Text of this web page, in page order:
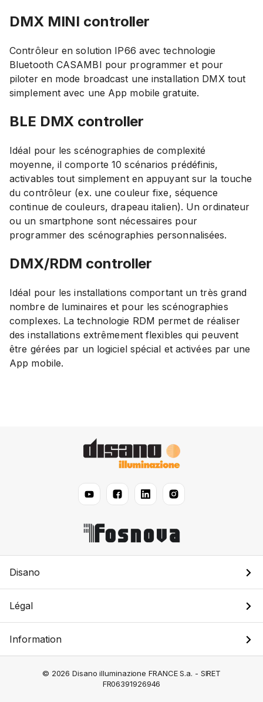
DMX MINI controller
Contrôleur en solution IP66 avec technologie
Bluetooth CASAMBI pour programmer et pour
piloter en mode broadcast une installation DMX tout
simplement avec une App mobile gratuite.
BLE DMX controller
Idéal pour les scénographies de complexité
moyenne, il comporte 10 scénarios prédéfinis,
activables tout simplement en appuyant sur la touche
du contrôleur (ex. une couleur fixe, séquence
continue de couleurs, drapeau italien). Un ordinateur
ou un smartphone sont nécessaires pour
programmer des scénographies personnalisées.
DMX/RDM controller
Idéal pour les installations comportant un très grand
nombre de luminaires et pour les scénographies
complexes. La technologie RDM permet de réaliser
des installations extrêmement flexibles qui peuvent
être gérées par un logiciel spécial et activées par une
App mobile.
Disano
Légal
Information
© 2026 Disano illuminazione FRANCE S.a. - SIRET
FR06391926946